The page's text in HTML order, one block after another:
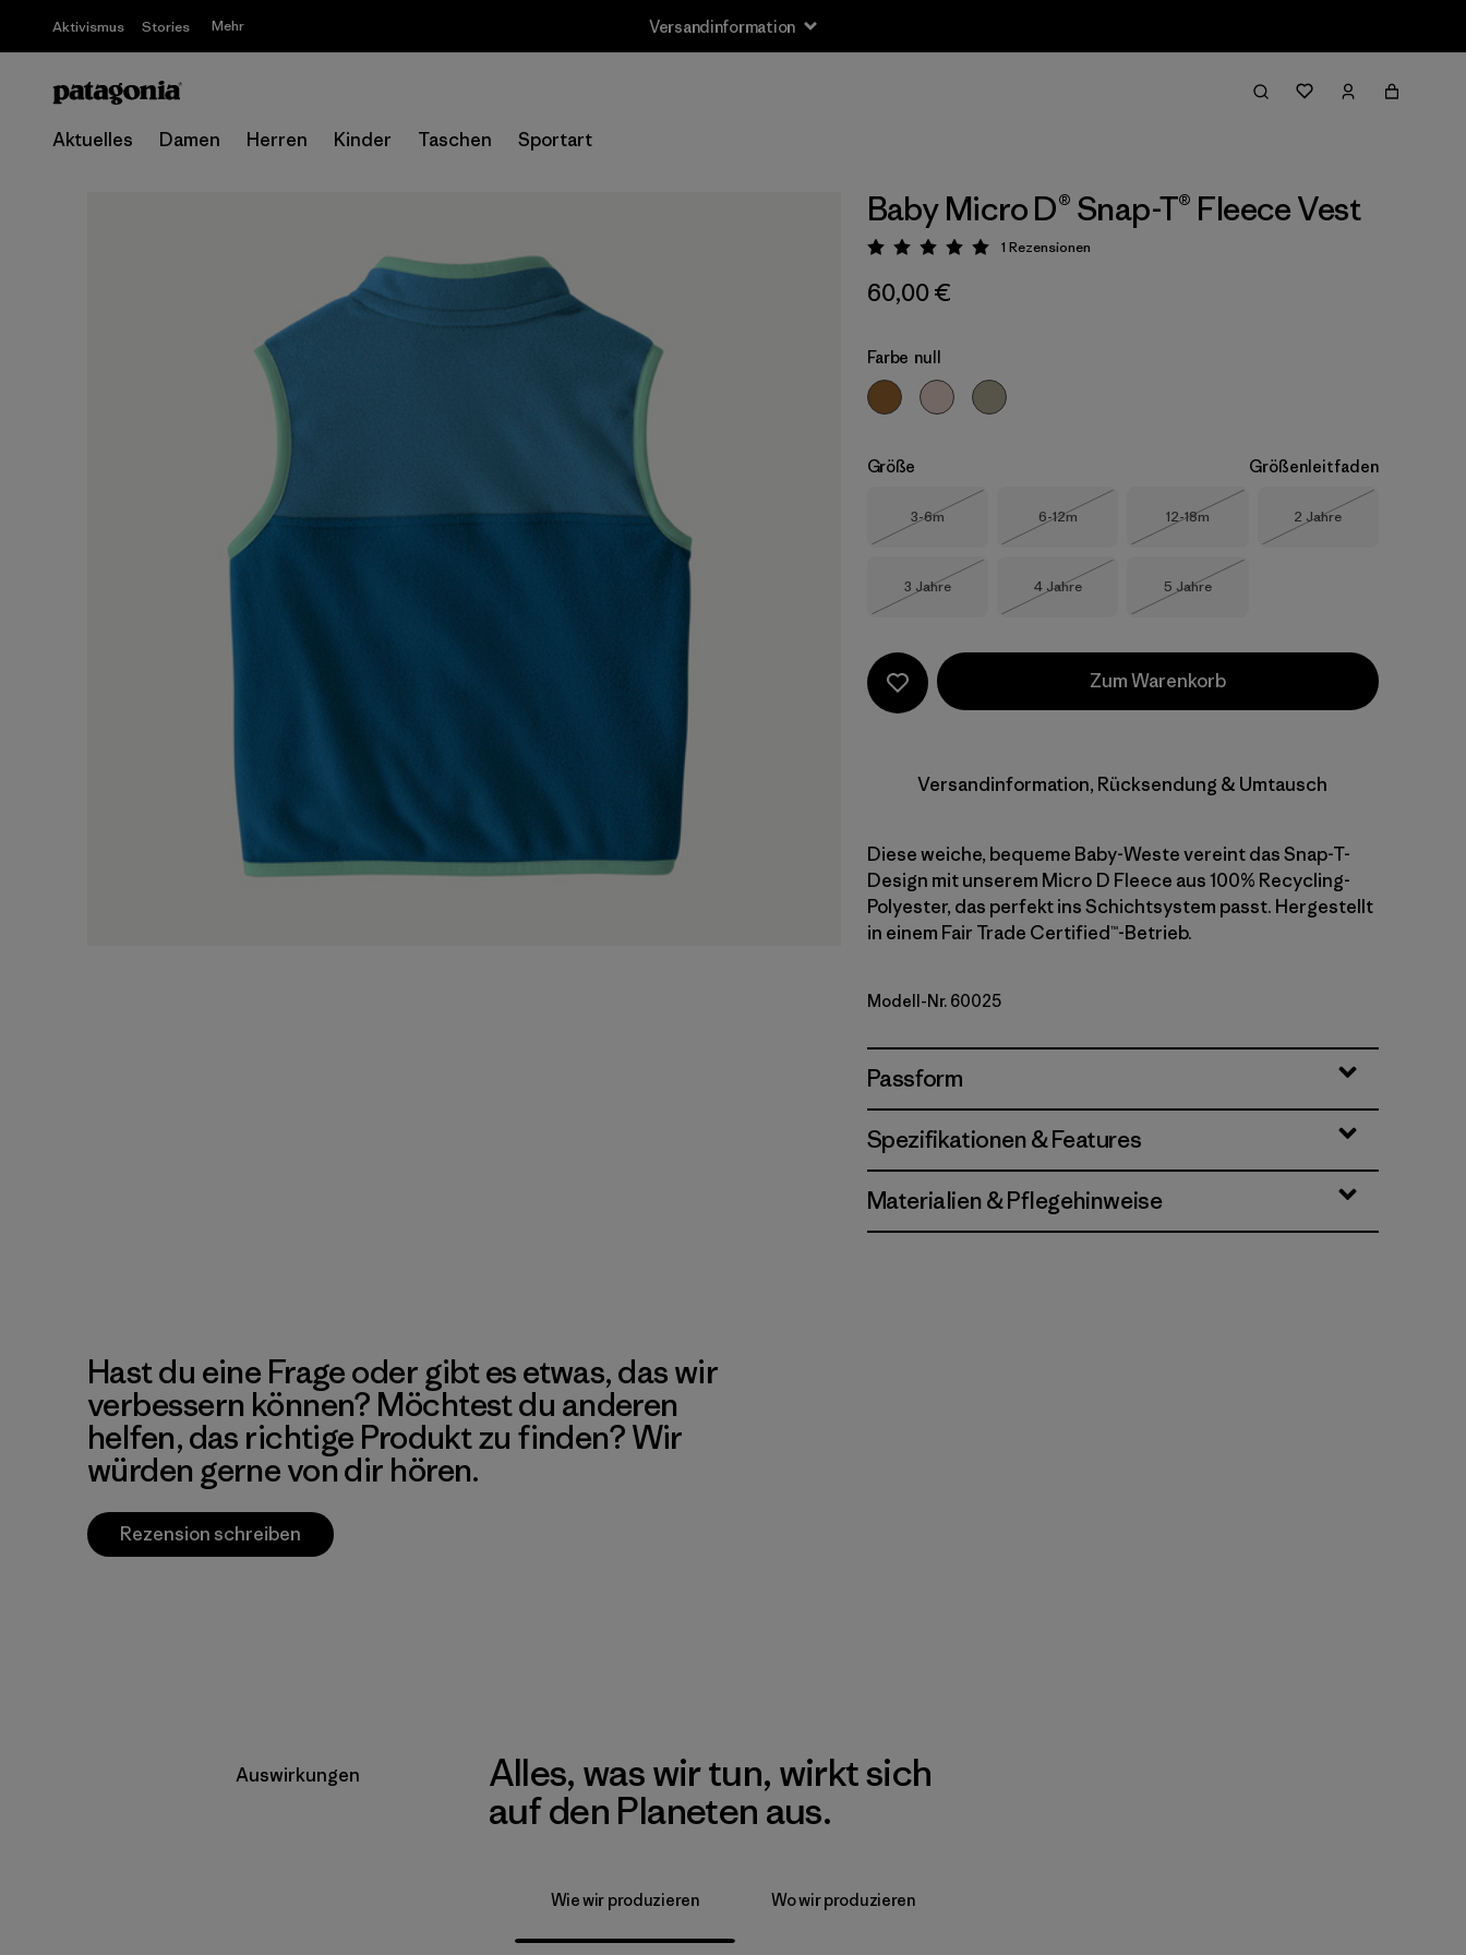
Aktivismus Stories Mehr Versandinformation
Aktuelles Damen Herren Kinder Taschen Sportart
Baby Micro D® Snap-T® Fleece Vest
Bewertung: 5 / 5
1 Rezensionen
60,00 €
Farbe null
Größe Größenleitfaden
Größe
3-6m
Nicht lieferbar
Größe
6-12m
Nicht lieferbar
Größe
12-18m
Nicht lieferbar
Größe
2 Jahre
Größe
3 Jahre
Nicht lieferbar
Größe
4 Jahre
Nicht lieferbar
Größe
5 Jahre
Zum Warenkorb
Versandinformation, Rücksendung & Umtausch
Diese weiche, bequeme Baby-Weste vereint das Snap-T-
Design mit unserem Micro D Fleece aus 100% Recycling-
Polyester, das perfekt ins Schichtsystem passt. Hergestellt
in einem Fair Trade Certified™-Betrieb.
Modell-Nr. 60025
Passform
Spezifikationen & Features
Materialien & Pflegehinweise
Hast du eine Frage oder gibt es etwas, das wir
verbessern können? Möchtest du anderen
helfen, das richtige Produkt zu finden? Wir
würden gerne von dir hören.
Rezension schreiben
Auswirkungen
Alles, was wir tun, wirkt sich
auf den Planeten aus.
Wie wir produzieren Wo wir produzieren